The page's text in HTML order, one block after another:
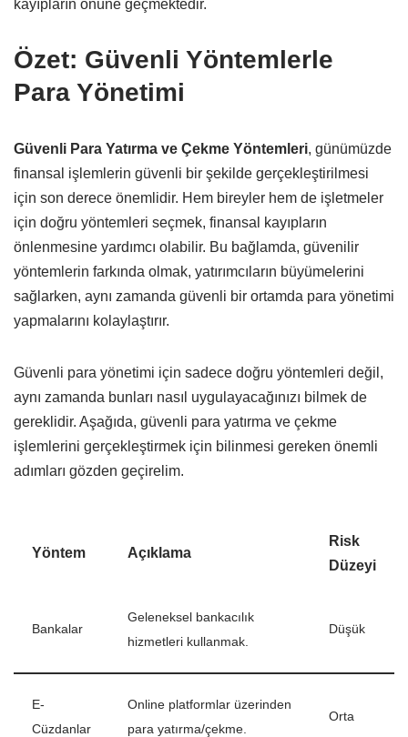
kayıpların önüne geçmektedir.
Özet: Güvenli Yöntemlerle
Para Yönetimi
Güvenli Para Yatırma ve Çekme Yöntemleri, günümüzde
finansal işlemlerin güvenli bir şekilde gerçekleştirilmesi
için son derece önemlidir. Hem bireyler hem de işletmeler
için doğru yöntemleri seçmek, finansal kayıpların
önlenmesine yardımcı olabilir. Bu bağlamda, güvenilir
yöntemlerin farkında olmak, yatırımcıların büyümelerini
sağlarken, aynı zamanda güvenli bir ortamda para yönetimi
yapmalarını kolaylaştırır.
Güvenli para yönetimi için sadece doğru yöntemleri değil,
aynı zamanda bunları nasıl uygulayacağınızı bilmek de
gereklidir. Aşağıda, güvenli para yatırma ve çekme
işlemlerini gerçekleştirmek için bilinmesi gereken önemli
adımları gözden geçirelim.
Yöntem Açıklama
Risk
Düzeyi
Bankalar
Geleneksel bankacılık
hizmetleri kullanmak.
Düşük
E-
Cüzdanlar
Online platformlar üzerinden
para yatırma/çekme.
Orta